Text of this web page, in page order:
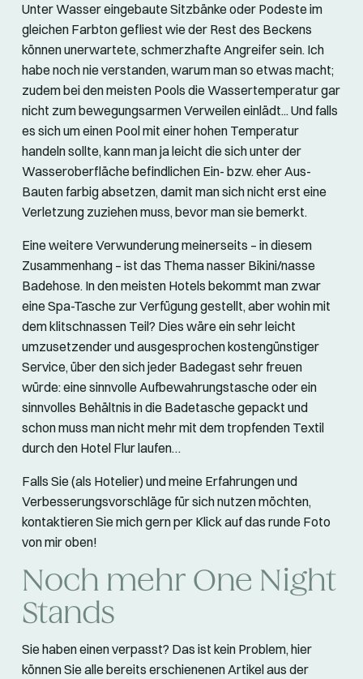
Unter Wasser eingebaute Sitzbänke oder Podeste im
gleichen Farbton gefliest wie der Rest des Beckens
können unerwartete, schmerzhafte Angreifer sein. Ich
habe noch nie verstanden, warum man so etwas macht;
zudem bei den meisten Pools die Wassertemperatur gar
nicht zum bewegungsarmen Verweilen einlädt... Und falls
es sich um einen Pool mit einer hohen Temperatur
handeln sollte, kann man ja leicht die sich unter der
Wasseroberfläche befindlichen Ein- bzw. eher Aus-
Bauten farbig absetzen, damit man sich nicht erst eine
Verletzung zuziehen muss, bevor man sie bemerkt.
Eine weitere Verwunderung meinerseits – in diesem
Zusammenhang – ist das Thema nasser Bikini/nasse
Badehose. In den meisten Hotels bekommt man zwar
eine Spa-Tasche zur Verfügung gestellt, aber wohin mit
dem klitschnassen Teil? Dies wäre ein sehr leicht
umzusetzender und ausgesprochen kostengünstiger
Service, über den sich jeder Badegast sehr freuen
würde: eine sinnvolle Aufbewahrungstasche oder ein
sinnvolles Behältnis in die Badetasche gepackt und
schon muss man nicht mehr mit dem tropfenden Textil
durch den Hotel Flur laufen…
Falls Sie (als Hotelier) und meine Erfahrungen und
Verbesserungsvorschläge für sich nutzen möchten,
kontaktieren Sie mich gern per Klick auf das runde Foto
von mir oben!
Noch mehr One Night
Stands
Sie haben einen verpasst? Das ist kein Problem, hier
können Sie alle bereits erschienenen Artikel aus der